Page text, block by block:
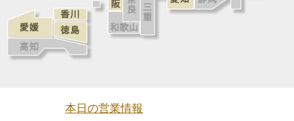
本日の営業情報